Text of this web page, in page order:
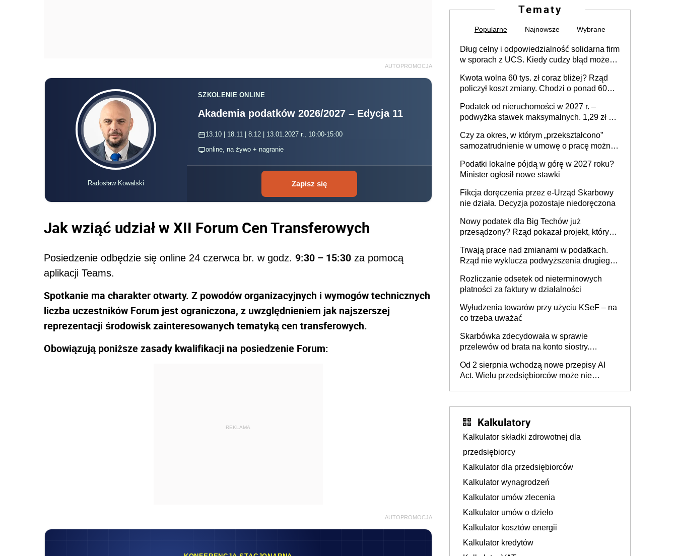
AUTOPROMOCJA
Radosław Kowalski
SZKOLENIE ONLINE
Akademia podatków 2026/2027 – Edycja 11
13.10 | 18.11 | 8.12 | 13.01.2027 r., 10:00-15:00
online, na żywo + nagranie
Zapisz się
Jak wziąć udział w XII Forum Cen Transferowych
Posiedzenie odbędzie się online 24 czerwca br. w godz. 9:30 – 15:30 za pomocą
aplikacji Teams.
Spotkanie ma charakter otwarty. Z powodów organizacyjnych i wymogów technicznych
liczba uczestników Forum jest ograniczona, z uwzględnieniem jak najszerszej
reprezentacji środowisk zainteresowanych tematyką cen transferowych.
Obowiązują poniższe zasady kwalifikacji na posiedzenie Forum:
REKLAMA
AUTOPROMOCJA
Tematy
Popularne Najnowsze Wybrane
Dług celny i odpowiedzialność solidarna firm
w sporach z UCS. Kiedy cudzy błąd może
Kwota wolna 60 tys. zł coraz bliżej? Rząd
policzył koszt zmiany. Chodzi o ponad 60
Podatek od nieruchomości w 2027 r. –
podwyżka stawek maksymalnych. 1,29 zł za
budynków i lokali związanych z
prowadzeniem działalności gospodarczej
Czy za okres, w którym „przekształcono”
samozatrudnienie w umowę o pracę można
umowy cywilnoprawnej jedynym
racjonalnym wyjściem
Podatki lokalne pójdą w górę w 2027 roku?
Minister ogłosił nowe stawki
Fikcja doręczenia przez e-Urząd Skarbowy
nie działa. Decyzja pozostaje niedoręczona
Nowy podatek dla Big Techów już
przesądzony? Rząd pokazał projekt, który
Trwają prace nad zmianami w podatkach.
Rząd nie wyklucza podwyższenia drugiego
Rozliczanie odsetek od nieterminowych
płatności za faktury w działalności
Wyłudzenia towarów przy użyciu KSeF – na
co trzeba uważać
Skarbówka zdecydowała w sprawie
przelewów od brata na konto siostry.
darowizna, ale podatku jednak nie będzie
Od 2 sierpnia wchodzą nowe przepisy AI
Act. Wielu przedsiębiorców może nie
Kalkulatory
Kalkulator składki zdrowotnej dla
przedsiębiorcy
Kalkulator dla przedsiębiorców
Kalkulator wynagrodzeń
Kalkulator umów zlecenia
Kalkulator umów o dzieło
Kalkulator kosztów energii
Kalkulator kredytów